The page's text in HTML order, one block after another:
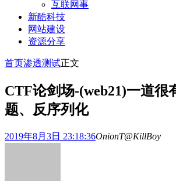
互联网事
新酷科技
网站建设
资源分享
首页渗透测试正文
CTF论剑场-(web21)一道很
题、反序列化
2019年8月3日 23:18:36OnionT@KillBoy